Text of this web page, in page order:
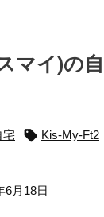
マイ)の
宅  Kis-My-Ft2
6月18日